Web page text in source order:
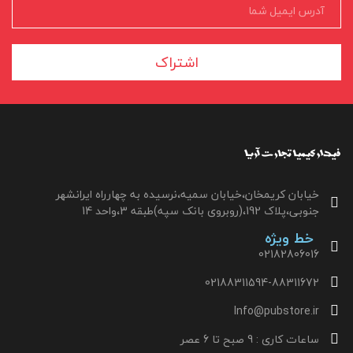
اشتراک
خیابان کریمخان،خیابان سمیه،نرسیده به چهارراه ایرانشهر
جنوبی،پلاک 192،(روبروی بانک سپه)طبقه 3،واحد 14
خط ویژه
02182806016
02188311594-88311672
Info@pubstore.ir
ساعات کاری : 9 صبح تا 6 عصر